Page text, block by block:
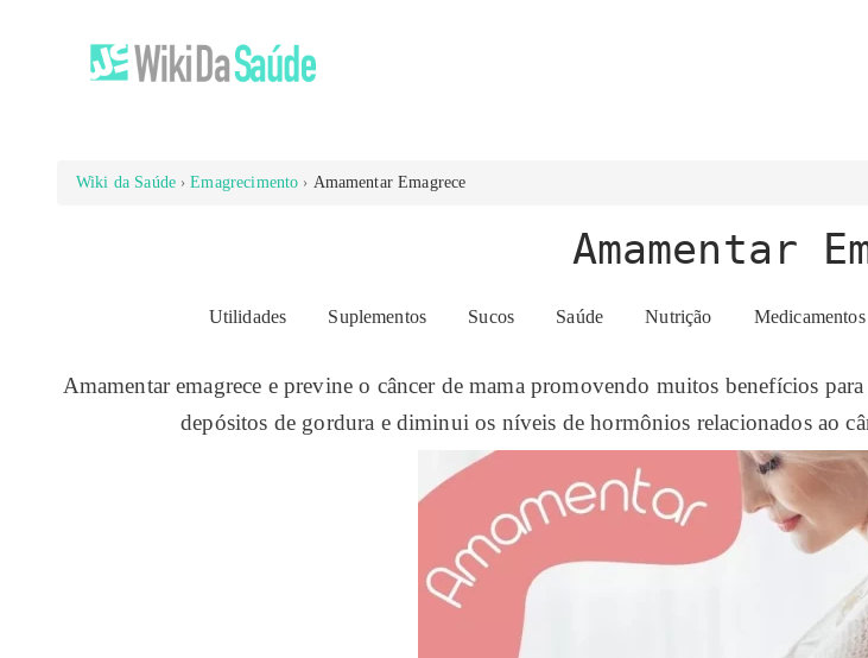
Utilidades Suplementos Sucos Saúde Nutrição Medicamentos
Wiki da Saúde Emagrecimento Amamentar Emagrece
Amamentar
Tópico:
Amamentar emagrece e previne o câncer de mama promovendo muitos benefícios
depósitos de gordura e diminui os níveis de hormônios relacionados ao